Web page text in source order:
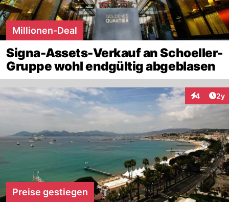
Millionen-Deal
Signa-Assets-Verkauf an Schoeller-
Gruppe wohl endgültig abgeblasen
4 2y
Preise gestiegen